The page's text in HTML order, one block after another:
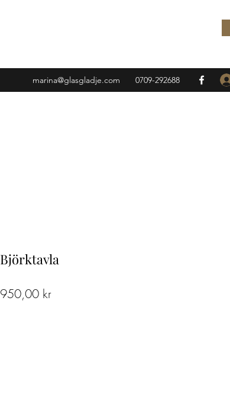
marina@glasgladje.com 0709-292688
Björktavla
950,00 krPris